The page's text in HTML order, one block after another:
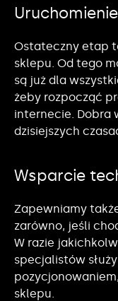
Ostateczny etap
sklepu. Od tego
są już dla
żeby rozpocząć
internecie. Dobra
dzisiejszych
Wsparcie
Zapewniamy
zarówno, jeśli
W razie
specjalistów
sklepu.